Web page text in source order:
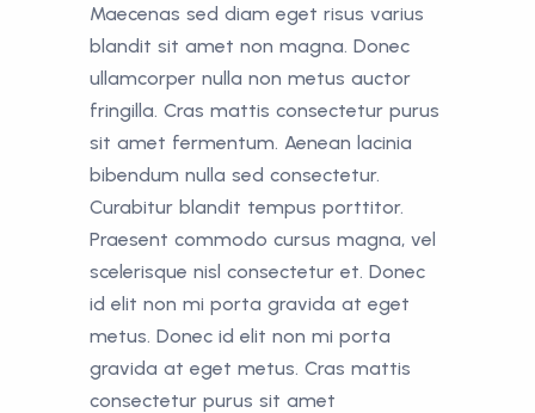
Maecenas sed diam eget risus varius
blandit sit amet non magna. Donec
ullamcorper nulla non metus auctor
fringilla. Cras mattis consectetur purus
sit amet fermentum. Aenean lacinia
bibendum nulla sed consectetur.
Curabitur blandit tempus porttitor.
Praesent commodo cursus magna, vel
scelerisque nisl consectetur et. Donec
id elit non mi porta gravida at eget
metus. Donec id elit non mi porta
gravida at eget metus. Cras mattis
consectetur purus sit amet